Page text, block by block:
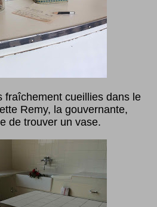
fraîchement cueillies dans le
Remy, la gouvernante,
de trouver un vase.